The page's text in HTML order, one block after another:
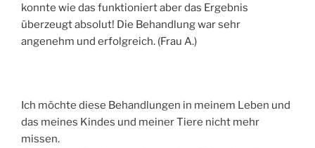
konnte wie das funktioniert aber das Ergebnis
überzeugt absolut! Die Behandlung war sehr
angenehm und erfolgreich. (Frau A.)
Ich möchte diese Behandlungen in meinem Leben und
das meines Kindes und meiner Tiere nicht mehr
missen.